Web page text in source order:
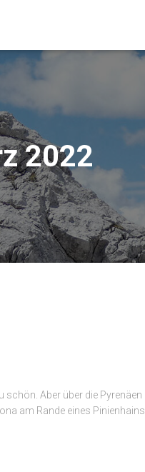
2022
schön. Aber über die Pyrenäen
am Rande eines Pinienhains